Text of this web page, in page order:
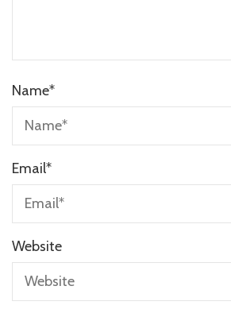
Name*
Email*
Website